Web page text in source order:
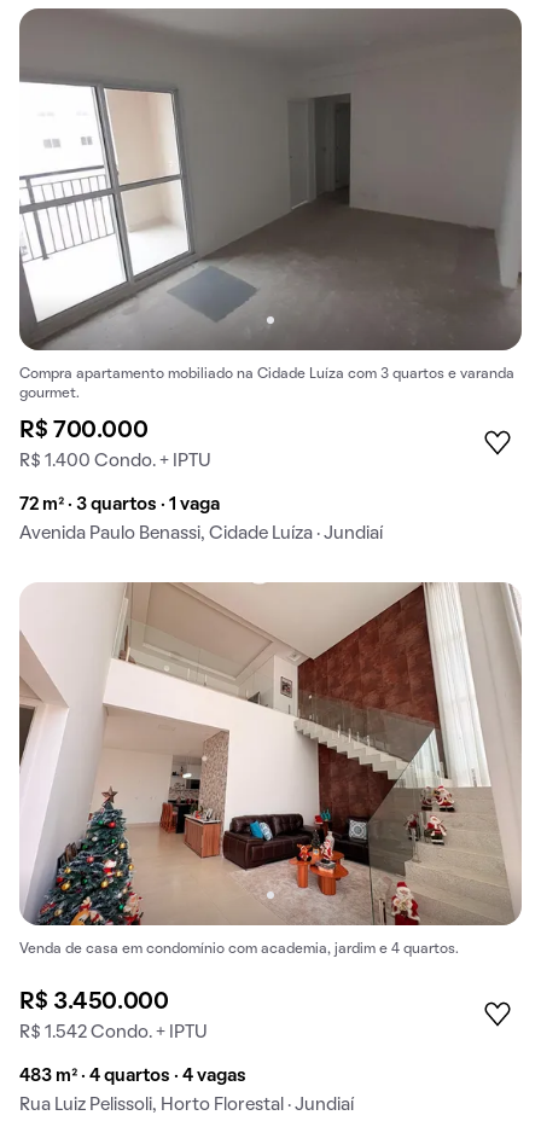
Compra apartamento mobiliado na Cidade Luíza com 3 quartos e varanda
gourmet.
R$ 700.000
R$ 1.400 Condo. + IPTU
72 m² · 3 quartos · 1 vaga
Avenida Paulo Benassi, Cidade Luíza · Jundiaí
Venda de casa em condomínio com academia, jardim e 4 quartos.
R$ 3.450.000
R$ 1.542 Condo. + IPTU
483 m² · 4 quartos · 4 vagas
Rua Luiz Pelissoli, Horto Florestal · Jundiaí